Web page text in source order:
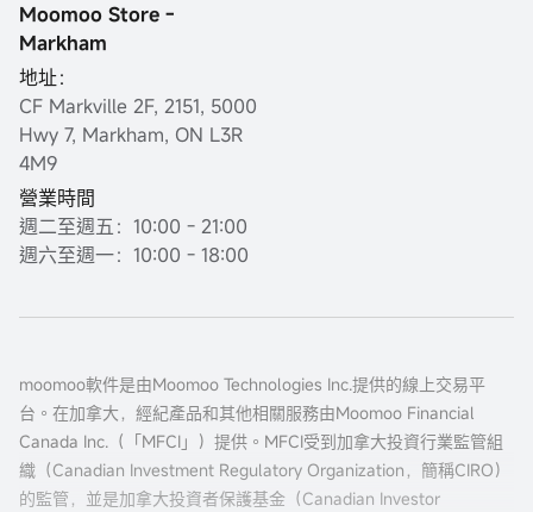
Moomoo Store -
Markham
地址：
CF Markville 2F, 2151, 5000
Hwy 7, Markham, ON L3R
4M9
營業時間
週二至週五：10:00 - 21:00
週六至週一：10:00 - 18:00
moomoo軟件是由Moomoo Technologies Inc.提供的線上交易平
台。在加拿大，經紀產品和其他相關服務由Moomoo Financial
Canada Inc.（「MFCI」）提供。MFCI受到加拿大投資行業監管組
織（Canadian Investment Regulatory Organization，簡稱CIRO）
的監管，並是加拿大投資者保護基金（Canadian Investor